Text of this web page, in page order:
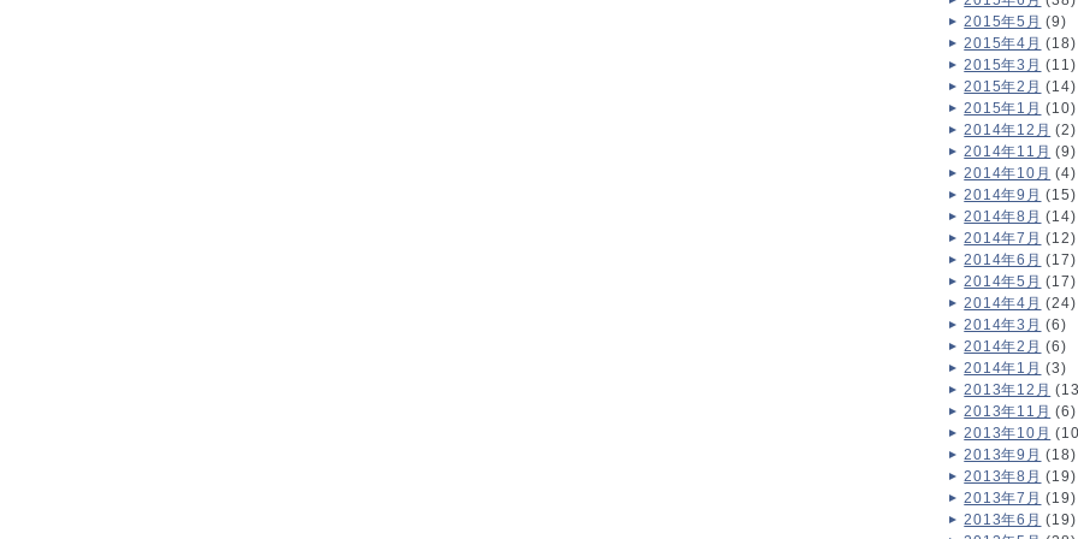
2015年5月 (9)
2015年4月 (18)
2015年3月 (11)
2015年2月 (14)
2015年1月 (10)
2014年12月 (2)
2014年11月 (9)
2014年10月 (4)
2014年9月 (15)
2014年8月 (14)
2014年7月 (12)
2014年6月 (17)
2014年5月 (17)
2014年4月 (24)
2014年3月 (6)
2014年2月 (6)
2014年1月 (3)
2013年12月
2013年11月 (6)
2013年10月
2013年9月 (18)
2013年8月 (19)
2013年7月 (19)
2013年6月 (19)